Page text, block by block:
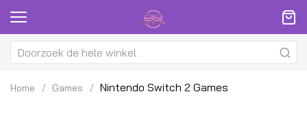
Home Games Nintendo Switch 2 Games